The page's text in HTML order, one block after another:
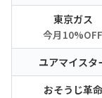
東京ガス
今月10%OFF
ユアマイスタ
おそうじ革命